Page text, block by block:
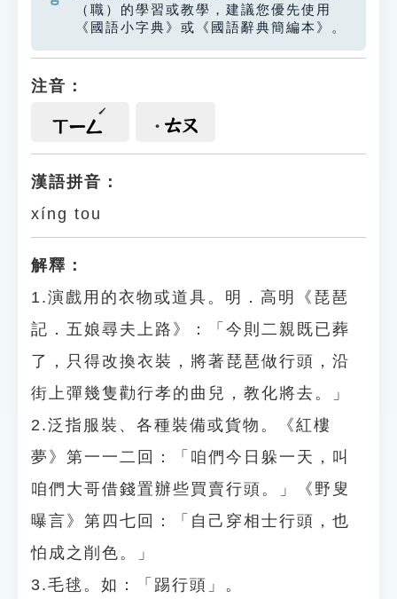
教學應用
貓頭鷹博士
（職）的學習或教學，建議您優先使用
《國語小字典》或《國語辭典簡編本》。
注音：
ㄒㄧㄥ ㄊㄡ
漢語拼音：
xíng tou
解釋：
1.演戲用的衣物或道具。明．高明《琵琶
記．五娘尋夫上路》：「今則二親既已葬
了，只得改換衣裝，將著琵琶做行頭，沿
街上彈幾隻勸行孝的曲兒，教化將去。」
2.泛指服裝、各種裝備或貨物。《紅樓
夢》第一一二回：「咱們今日躲一天，叫
咱們大哥借錢置辦些買賣行頭。」《野叟
曝言》第四七回：「自己穿相士行頭，也
怕成之削色。」
3.毛毬。如：「踢行頭」。